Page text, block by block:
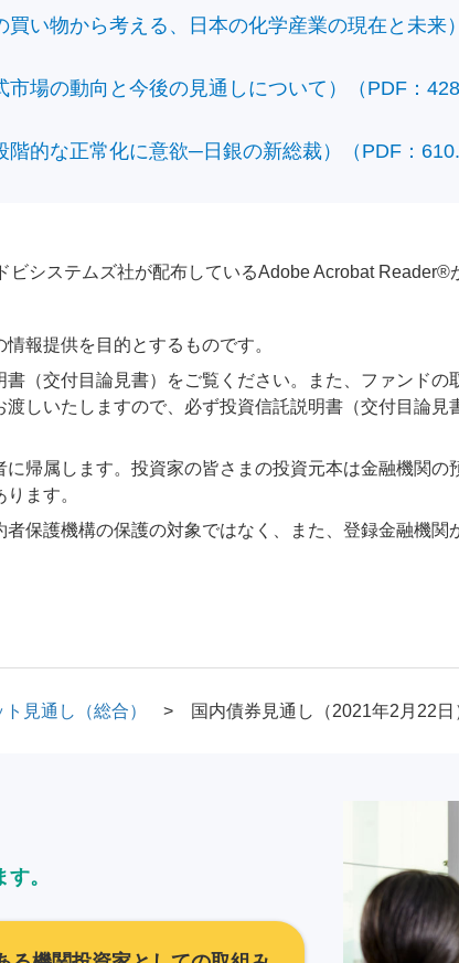
い物から考える、日本の化学産業の現在と未来
場の動向と今後の見通しについて）（PDF：
的な正常化に意欲─日銀の新総裁）（PDF：
ビシステムズ社が配布しているAdobe Acrobat Reader®
報提供を目的とするものです。
（交付目論見書）をご覧ください。また、ファンド
しいたしますので、必ず投資信託説明書（交付目論
帰属します。投資家の皆さまの投資元本は金融機関
ます。
保護機構の保護の対象ではなく、また、登録金融機
見通し（総合） 国内債券見通し（2021年2月22日
。